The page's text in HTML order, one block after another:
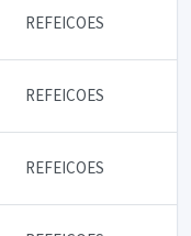
REFEICOES
REFEICOES
REFEICOES